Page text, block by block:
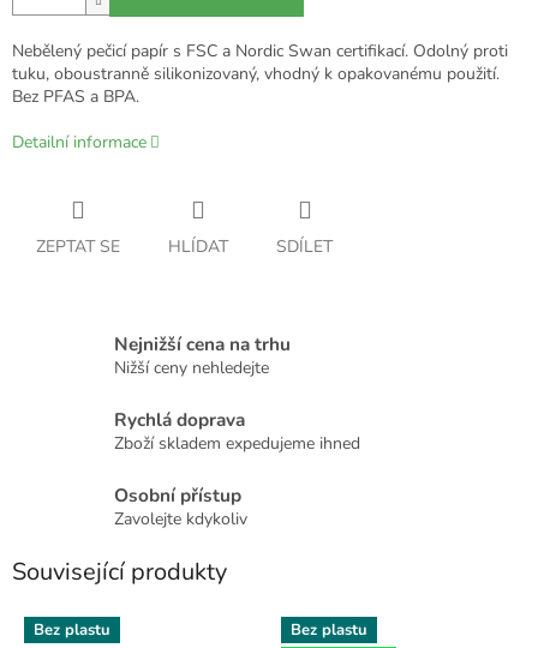
Nebělený pečicí papír s FSC a Nordic Swan certifikací. Odolný proti
tuku, oboustranně silikonizovaný, vhodný k opakovanému použití.
Bez PFAS a BPA.
Detailní informace
ZEPTAT SE HLÍDAT SDÍLET
Nejnižší cena na trhu
Nižší ceny nehledejte
Rychlá doprava
Zboží skladem expedujeme ihned
Osobní přístup
Zavolejte kdykoliv
Související produkty
Bez plastu
Bez plastu